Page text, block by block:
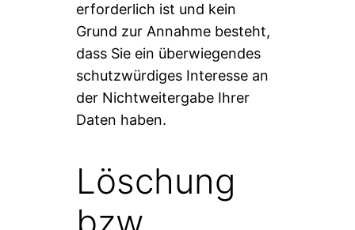
erforderlich ist und kein
Grund zur Annahme besteht,
dass Sie ein überwiegendes
schutzwürdiges Interesse an
der Nichtweitergabe Ihrer
Daten haben.
Löschung